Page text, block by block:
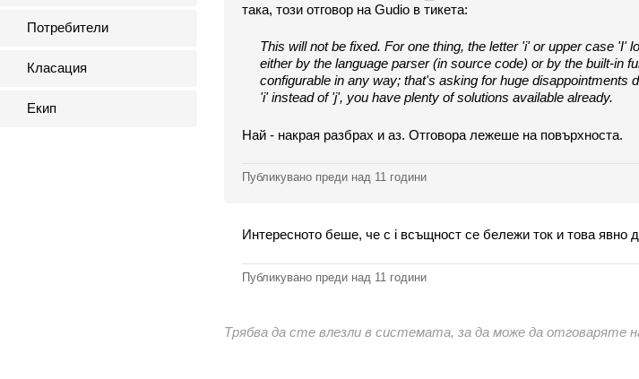
Потребители
Класация
Екип
така, този отговор на Gudio в тикета:
This will not be fixed. For one thing, the letter 'i' or upper case
either by the language parser (in source code) or by the built-in
configurable in any way; that's asking for huge
'i' instead of 'j', you have plenty of solutions available already.
Най - накрая разбрах и аз. Отговора лежеше на повърхноста.
Публикувано преди над 11 години
Интересното беше, че с i всъщност се бележи ток и това явно
Публикувано преди над 11 години
Трябва да сте влезли в системата, за да може да отговаряте